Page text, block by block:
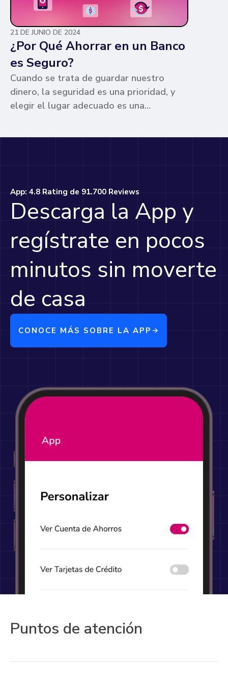
21 DE JUNIO DE 2024
¿Por Qué Ahorrar en un Banco
es Seguro?
Cuando se trata de guardar nuestro
dinero, la seguridad es una prioridad, y
elegir el lugar adecuado es una
App: 4.8 Rating de 91.700 Reviews
Descarga la App y
regístrate en pocos
minutos sin moverte
de casa
CONOCE MÁS SOBRE LA APP
Puntos de atención